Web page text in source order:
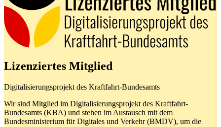
Lizenziertes Mitglied
Digitalisierungsprojekt des Kraftfahrt-Bundesamts
Wir sind Mitglied im Digitalisierungsprojekt des Kraftfahrt-
Bundesamts (KBA) und stehen im Austausch mit dem
Bundesministerium für Digitales und Verkehr (BMDV), um die